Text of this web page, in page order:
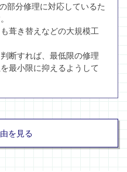
部分修理に対応しているた
葺き替えなどの大規模工
断すれば、最低限の修理
最小限に抑えるようして
を見る